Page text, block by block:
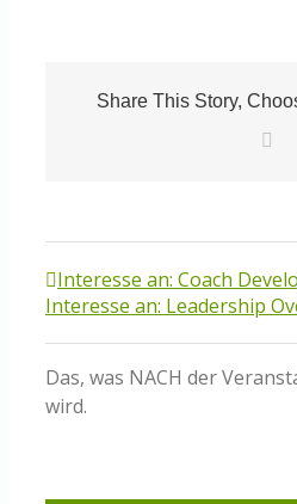
Share This Story,
Interesse an: Coach
Interesse an: Leadership
Das, was NACH der
wird.